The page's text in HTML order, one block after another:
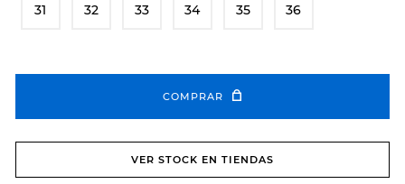
31 32 33 34 35 36
COMPRAR
VER STOCK EN TIENDAS